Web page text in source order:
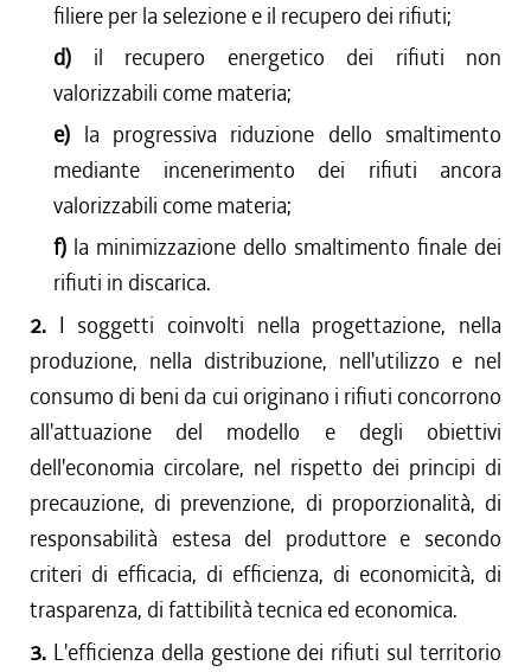
filiere per la selezione e il recupero dei rifiuti;
d) il recupero energetico dei rifiuti non
valorizzabili come materia;
e) la progressiva riduzione dello smaltimento
mediante incenerimento dei rifiuti ancora
valorizzabili come materia;
f) la minimizzazione dello smaltimento finale dei
rifiuti in discarica.
2. I soggetti coinvolti nella progettazione, nella
produzione, nella distribuzione, nell'utilizzo e nel
consumo di beni da cui originano i rifiuti concorrono
all'attuazione del modello e degli obiettivi
dell'economia circolare, nel rispetto dei principi di
precauzione, di prevenzione, di proporzionalità, di
responsabilità estesa del produttore e secondo
criteri di efficacia, di efficienza, di economicità, di
trasparenza, di fattibilità tecnica ed economica.
3. L'efficienza della gestione dei rifiuti sul territorio